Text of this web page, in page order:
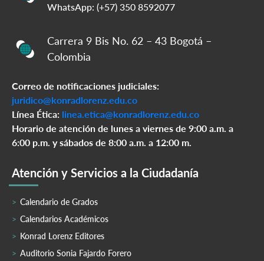
WhatsApp: (+57) 350 8592077
Carrera 9 Bis No. 62 – 43 Bogotá –
Colombia
Correo de notificaciones judiciales:
juridico@konradlorenz.edu.co
Línea Ética: linea.etica@konradlorenz.edu.co
Horario de atención de lunes a viernes de 9:00 a.m. a
6:00 p.m. y sábados de 8:00 a.m. a 12:00 m.
Atención y Servicios a la Ciudadanía
Calendario de Grados
Calendarios Académicos
Konrad Lorenz Editores
Auditorio Sonia Fajardo Forero